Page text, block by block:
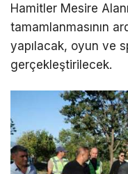
Hamitler Mesire
tamamlanmasının
yapılacak, oyun ve
gerçekleştirilecek.